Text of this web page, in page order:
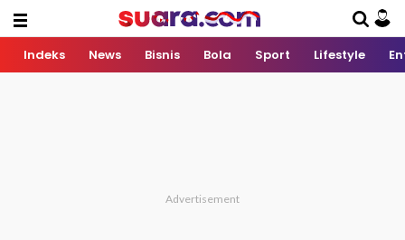
Indeks News Bisnis Bola Sport Lifestyle